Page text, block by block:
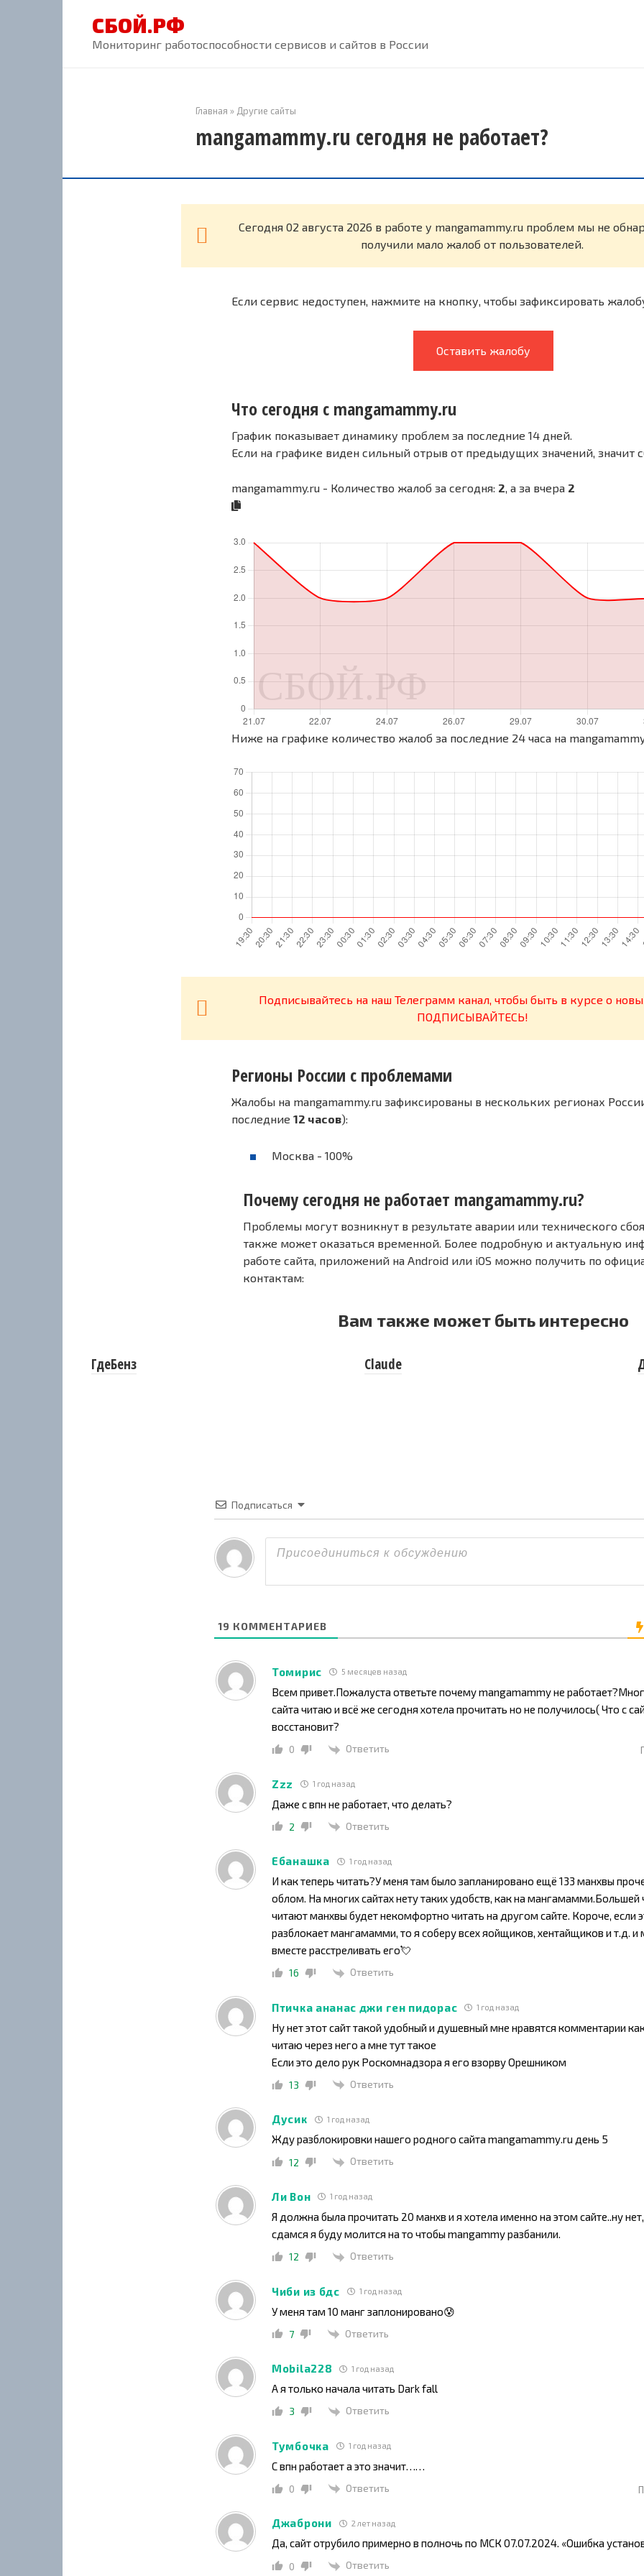
СБОЙ.РФ
Мониторинг работоспособности сервисов и сайтов в России
Главная » Другие сайты
mangamammy.ru сегодня не работает?
Cегодня 02 августа 2026 в работе у mangamammy.ru проблем мы не
получили мало жалоб от пользователей.
Если сервис недоступен, нажмите на кнопку, чтобы зафиксировать
Оставить жалобу
Что сегодня с mangamammy.ru
График показывает динамику проблем за последние 14 дней.
Если на графике виден сильный отрыв от предыдущих значений, значит
mangamammy.ru - Количество жалоб за сегодня: 2, а за вчера 2
Ниже на графике количество жалоб за последние 24 часа на
Подписывайтесь на наш Телеграмм канал, чтобы быть в курсе о
ПОДПИСЫВАЙТЕСЬ!
Регионы России с проблемами
Жалобы на mangamammy.ru зафиксированы в нескольких регионах
последние 12 часов):
Москва - 100%
Почему сегодня не работает mangamammy.ru?
Проблемы могут возникнут в результате аварии или технического
также может оказаться временной. Более подробную и актуальную
работе сайта, приложений на Android или iOS можно получить по
контактам:
Вам также может быть интересно
ГдеБенз Claude
Подписаться
19 КОММЕНТАРИЕВ
Томирис 5 месяцев назад
Всем привет.Пожалуста ответьте почему mangamammy не
сайта читаю и всё же сегодня хотела прочитать но не получилось( Что с
восстановит?
0 Ответить
Zzz 1 год назад
Даже с впн не работает, что делать?
2 Ответить
Ебанашка 1 год назад
И как теперь читать?У меня там было запланировано ещё 133 манхвы
облом. На многих сайтах нету таких удобств, как на
читают манхвы будет некомфортно читать на другом сайте. Короче, если
разблокает мангамамми, то я соберу всех яойщиков, хентайщиков и т.д.
вместе расстреливать его💘
16 Ответить
Птичка ананас джи ген пидорас 1 год назад
Ну нет этот сайт такой удобный и душевный мне нравятся комментарии
читаю через него а мне тут такое
Если это дело рук Роскомнадзора я его взорву Орешником
13 Ответить
Дусик 1 год назад
Жду разблокировки нашего родного сайта mangamammy.ru день 5
12 Ответить
Ли Вон 1 год назад
Я должна была прочитать 20 манхв и я хотела именно на этом сайте..ну
сдамся я буду молится на то чтобы mangammy разбанили.
12 Ответить
Чиби из бдс 1 год назад
У меня там 10 манг заплонировано😰
7 Ответить
Mobila228 1 год назад
А я только начала читать Dark fall
3 Ответить
Тумбочка 1 год назад
С впн работает а это значит……
0 Ответить
Джаброни 2 лет назад
Да, сайт отрубило примерно в полночь по МСК 07.07.2024. «Ошибка
0 Ответить